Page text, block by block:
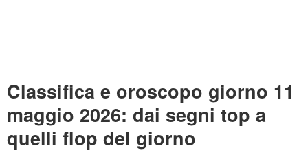
Classifica e oroscopo giorno 11
maggio 2026: dai segni top a
quelli flop del giorno